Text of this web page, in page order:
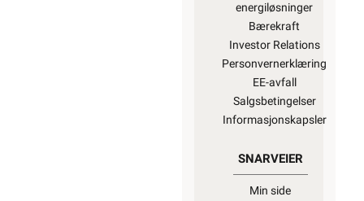
energiløsninger
Bærekraft
Investor Relations
Personvernerklæring
EE-avfall
Salgsbetingelser
Informasjonskapsler
SNARVEIER
Min side